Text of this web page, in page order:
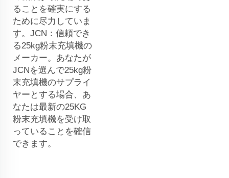
ることを確実にする
ために尽力していま
す。JCN：信頼でき
る25kg粉末充填機の
メーカー。あなたが
JCNを選んで25kg粉
末充填機のサプライ
ヤーとする場合、あ
なたは最新の25KG
粉末充填機を受け取
っていることを確信
できます。